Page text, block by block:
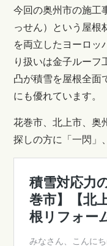
今回の奥州市の施工
っせん）という屋根
を両立したヨーロッ
り扱いは金子ルーフ
凸が積雪を屋根全面
にも優れています。
花巻市、北上市、奥
探しの方に「一閃」